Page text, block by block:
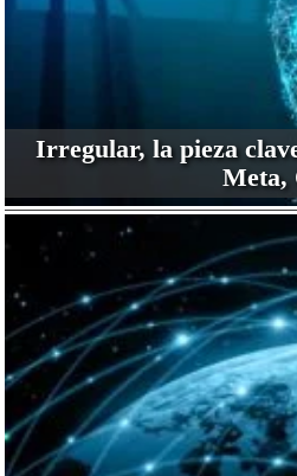
Irregular, la pieza
Meta,